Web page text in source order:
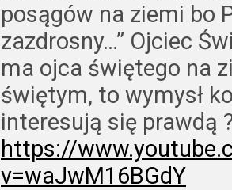
posągów na ziemi bo
zazdrosny…” Ojciec
ma ojca świętego na
świętym, to wymysł
interesują się prawdą
https://
v=waJwM16BGdY